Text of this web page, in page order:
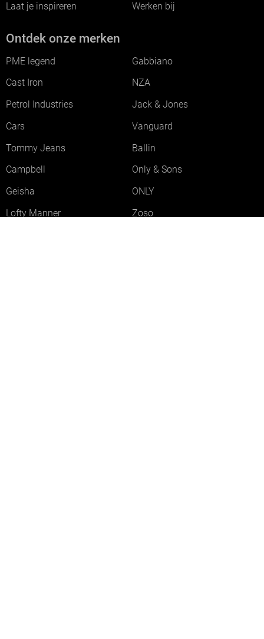
Laat je inspireren Werken bij
Ontdek onze merken
PME legend
Gabbiano
Cast Iron
NZA
Petrol Industries
Jack & Jones
Cars
Vanguard
Tommy Jeans
Ballin
Campbell
Only & Sons
Geisha
ONLY
Lofty Manner
Zoso